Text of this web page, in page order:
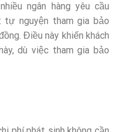
ngân hàng yêu cầu
tự nguyện tham gia bảo
Điều này khiến khách
dù việc tham gia bảo